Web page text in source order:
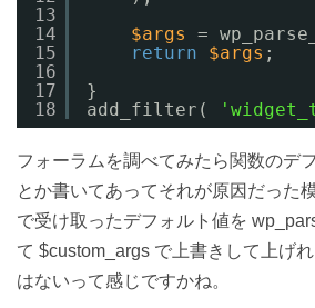
13
14
15
16
17
18
$args
=
return
$args ;
}
add_filter(
フォーラムを調べてみたら関数のデ
とか書いてあってそれが原因だった
で受け取ったデフォルト値を
て $custom_args で上書きして上げ
はないって感じですかね。